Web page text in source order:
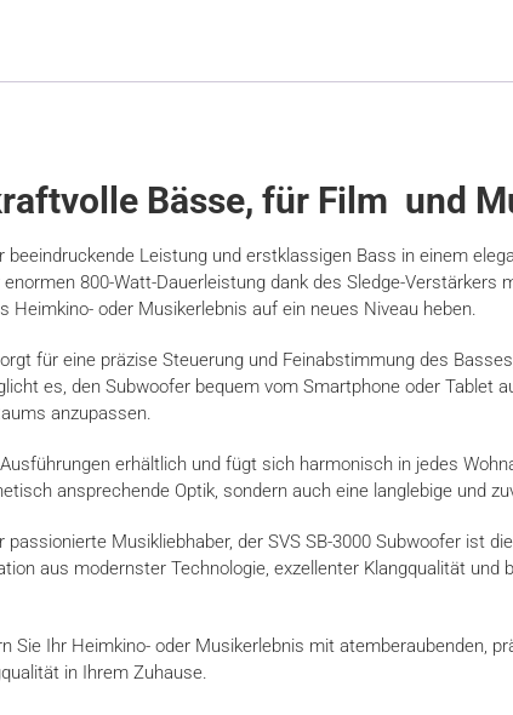
Bässe, für Film und
beeindruckende Leistung und erstklassigen Bass in einem
800-Watt-Dauerleistung dank des Sledge-Verstärkers
Heimkino- oder Musikerlebnis auf ein neues Niveau heben.
für eine präzise Steuerung und Feinabstimmung des
es, den Subwoofer bequem vom Smartphone oder Tablet
anzupassen.
erhältlich und fügt sich harmonisch in jedes
ansprechende Optik, sondern auch eine langlebige und
Musikliebhaber, der SVS SB-3000 Subwoofer ist
aus modernster Technologie, exzellenter Klangqualität
Sie Ihr Heimkino- oder Musikerlebnis mit atemberaubenden,
in Ihrem Zuhause.